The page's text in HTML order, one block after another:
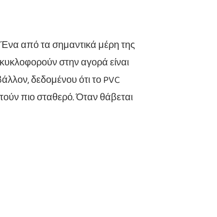
από τα σημαντικά μέρη της
στην αγορά είναι
δεδομένου ότι το PVC
πιο σταθερό. Όταν θάβεται